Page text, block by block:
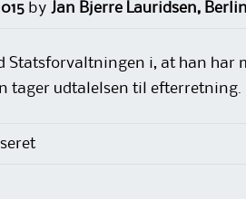
by Jan Bjerre Lauridsen,
Statsforvaltningen i, at han
tager udtalelsen til efterretning.